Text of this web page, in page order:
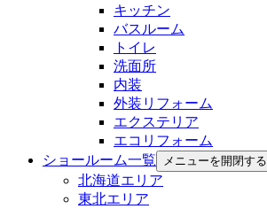
キッチン
バスルーム
トイレ
洗面所
内装
外装リフォーム
エクステリア
エコリフォーム
ショールーム一覧
メニューを開閉する
北海道エリア
東北エリア